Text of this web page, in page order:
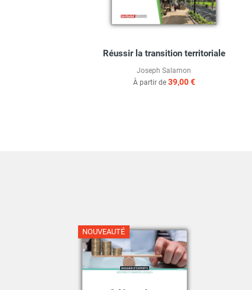
Réussir la transition territoriale
Joseph Salamon
À partir de 39,00 €
NOUVEAUTÉ